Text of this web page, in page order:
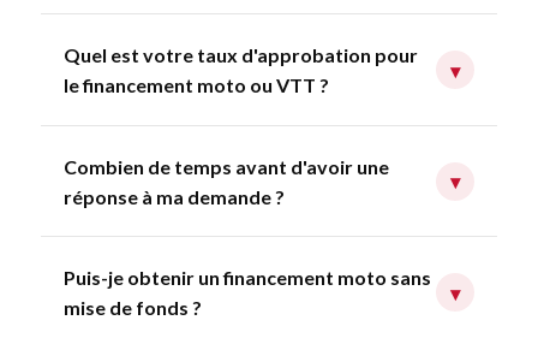
Quel est votre taux d'approbation pour
le financement moto ou VTT ?
▾
Combien de temps avant d'avoir une
réponse à ma demande ?
▾
Puis-je obtenir un financement moto sans
mise de fonds ?
▾